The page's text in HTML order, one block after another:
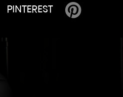
PINTEREST